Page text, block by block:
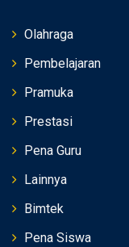
Olahraga
Pembelajaran
Pramuka
Prestasi
Pena Guru
Lainnya
Bimtek
Pena Siswa